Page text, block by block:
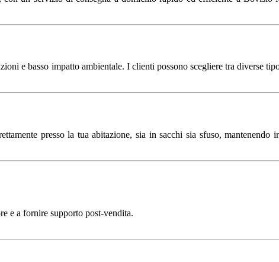
e basso impatto ambientale. I clienti possono scegliere tra diverse
presso la tua abitazione, sia in sacchi sia sfuso, mantenendo
e a fornire supporto post-vendita.